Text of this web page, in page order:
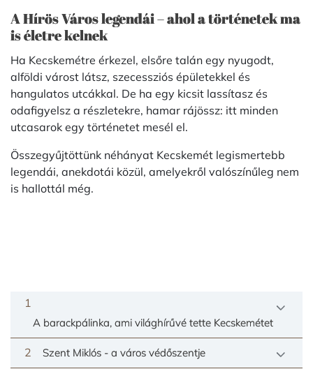
A Hírös Város legendái – ahol a történetek ma
is életre kelnek
Ha Kecskemétre érkezel, elsőre talán egy nyugodt,
alföldi várost látsz, szecessziós épületekkel és
hangulatos utcákkal. De ha egy kicsit lassítasz és
odafigyelsz a részletekre, hamar rájössz: itt minden
utcasarok egy történetet mesél el.
Összegyűjtöttünk néhányat Kecskemét legismertebb
legendái, anekdotái közül, amelyekről valószínűleg nem
is hallottál még.
1
A barackpálinka, ami világhírűvé tette Kecskemétet
2 Szent Miklós - a város védőszentje